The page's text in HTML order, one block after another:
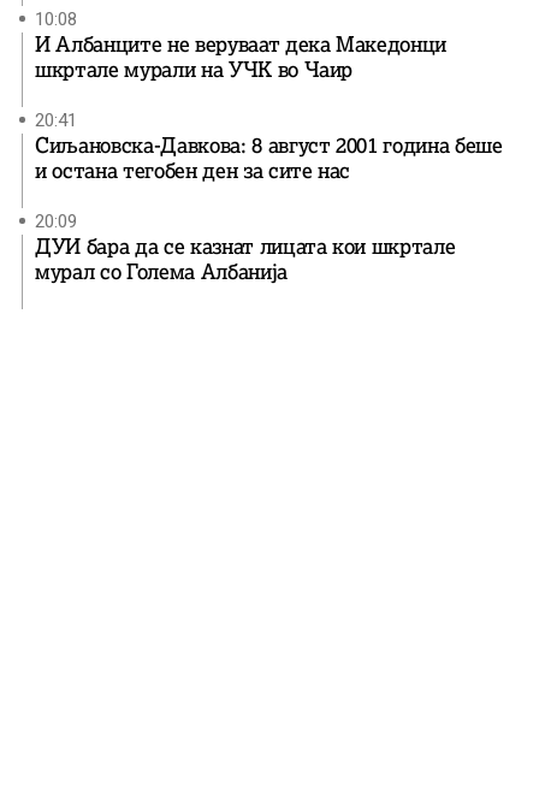
10:08
И Албанците не веруваат дека Македонци
шкртале мурали на УЧК во Чаир
20:41
Сиљановска-Давкова: 8 август 2001 година беше
и остана тегобен ден за сите нас
20:09
ДУИ бара да се казнат лицата кои шкртале
мурал со Голема Албанија